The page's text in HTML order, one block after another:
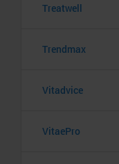
Treatwell
Trendmax
Vitadvice
VitaePro